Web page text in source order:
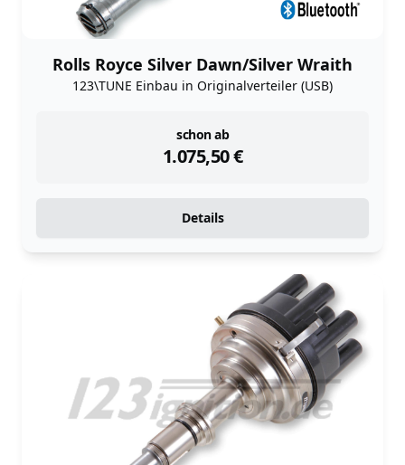
Rolls Royce Silver Dawn/Silver Wraith
123\TUNE Einbau in Originalverteiler (USB)
schon ab
1.075,50€
instock
Details